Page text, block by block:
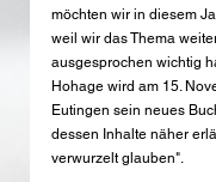
möchten wir in diesem
weil wir das Thema
ausgesprochen wichtig
Hohage wird am 15.
Eutingen sein neues
dessen Inhalte näher
verwurzelt glauben".